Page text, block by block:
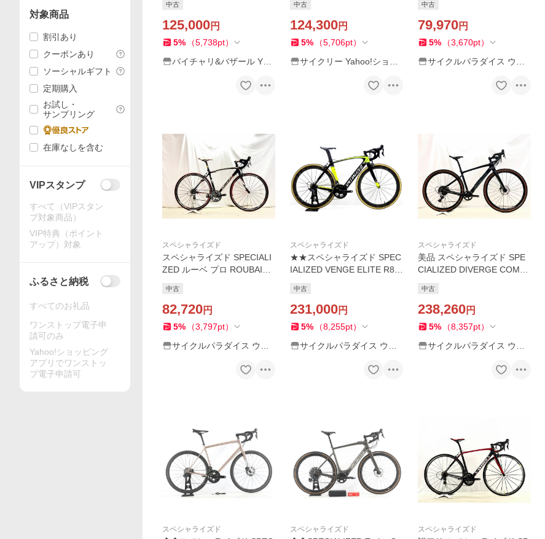
浜松店
中古
125,000円
5% （5,738pt）
バイチャリ&バザール Yah
中古
124,300円
5% （5,706pt）
サイクリー Yahoo!ショッ
ロードバイク 52サイズ カー
ボン/レッド【値下げ】
中古
79,970円
5% （3,670pt）
サイクルパラダイス ウェ
スペシャライズド
スペシャライズド SPECIALI
ZED ルーベ プロ ROUBAIX
バイク 50サイズ ブラック
【値下げ】
中古
82,720円
5% （3,797pt）
サイクルパラダイス ウェ
スペシャライズド
★★スペシャライズド SPEC
IALIZED VENGE ELITE R80
カーボン ロードバイク 52サ
イズ 2×11速
中古
231,000円
5% （8,255pt）
サイクルパラダイス ウェ
スペシャライズド
美品 スペシャライズド SPE
CIALIZED DIVERGE COMP
クロス カーボンロードバイ
ク 52サイズ ブラック【値下
中古
238,260円
5% （8,357pt）
サイクルパラダイス ウェ
スペシャライズド スペシャライズド スペシャライズド
対象商品
割引あり
クーポンあり
ソーシャルギフト
定期購入
お試し・
サンプリング
在庫なしを含む
VIPスタンプ
すべて（VIPスタン
プ対象商品）
VIP特典（ポイント
アップ）対象
ふるさと納税
すべてのお礼品
ワンストップ電子申
請可のみ
Yahoo!ショッピング
アプリでワンストッ
プ電子申請可